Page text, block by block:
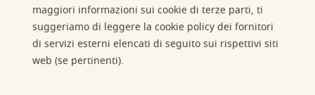
maggiori informazioni sui cookie di terze parti, ti
suggeriamo di leggere la cookie policy dei fornitori
di servizi esterni elencati di seguito sui rispettivi siti
web (se pertinenti).